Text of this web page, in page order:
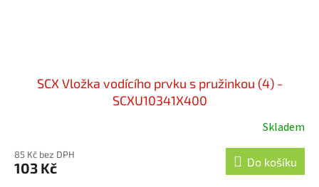
SCX Vložka vodícího prvku s pružinkou (4) -
SCXU10341X400
Skladem
85 Kč bez DPH
103 Kč Do košíku